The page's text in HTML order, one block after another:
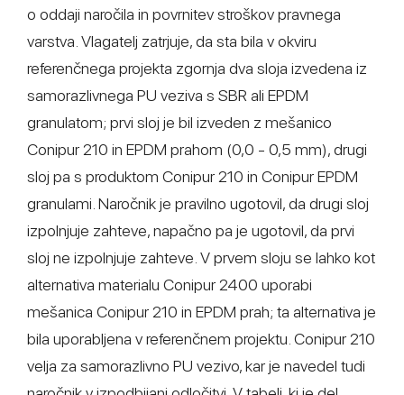
o oddaji naročila in povrnitev stroškov pravnega
varstva. Vlagatelj zatrjuje, da sta bila v okviru
referenčnega projekta zgornja dva sloja izvedena iz
samorazlivnega PU veziva s SBR ali EPDM
granulatom; prvi sloj je bil izveden z mešanico
Conipur 210 in EPDM prahom (0,0 - 0,5 mm), drugi
sloj pa s produktom Conipur 210 in Conipur EPDM
granulami. Naročnik je pravilno ugotovil, da drugi sloj
izpolnjuje zahteve, napačno pa je ugotovil, da prvi
sloj ne izpolnjuje zahteve. V prvem sloju se lahko kot
alternativa materialu Conipur 2400 uporabi
mešanica Conipur 210 in EPDM prah; ta alternativa je
bila uporabljena v referenčnem projektu. Conipur 210
velja za samorazlivno PU vezivo, kar je navedel tudi